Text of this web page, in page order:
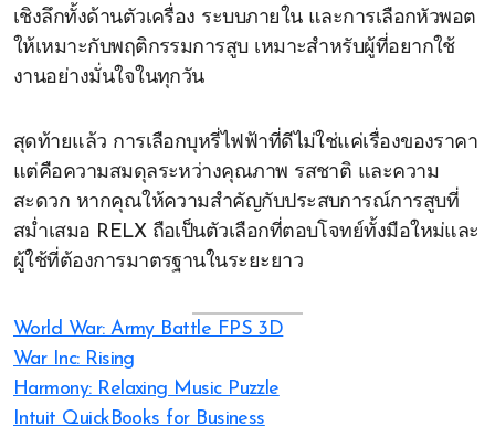
เชิงลึกทั้งด้านตัวเครื่อง ระบบภายใน และการเลือกหัวพอต
ให้เหมาะกับพฤติกรรมการสูบ เหมาะสำหรับผู้ที่อยากใช้
งานอย่างมั่นใจในทุกวัน
สุดท้ายแล้ว การเลือกบุหรี่ไฟฟ้าที่ดีไม่ใช่แค่เรื่องของราคา
แต่คือความสมดุลระหว่างคุณภาพ รสชาติ และความ
สะดวก หากคุณให้ความสำคัญกับประสบการณ์การสูบที่
สม่ำเสมอ RELX ถือเป็นตัวเลือกที่ตอบโจทย์ทั้งมือใหม่และ
ผู้ใช้ที่ต้องการมาตรฐานในระยะยาว
World War: Army Battle FPS 3D
War Inc: Rising
Harmony: Relaxing Music Puzzle
Intuit QuickBooks for Business